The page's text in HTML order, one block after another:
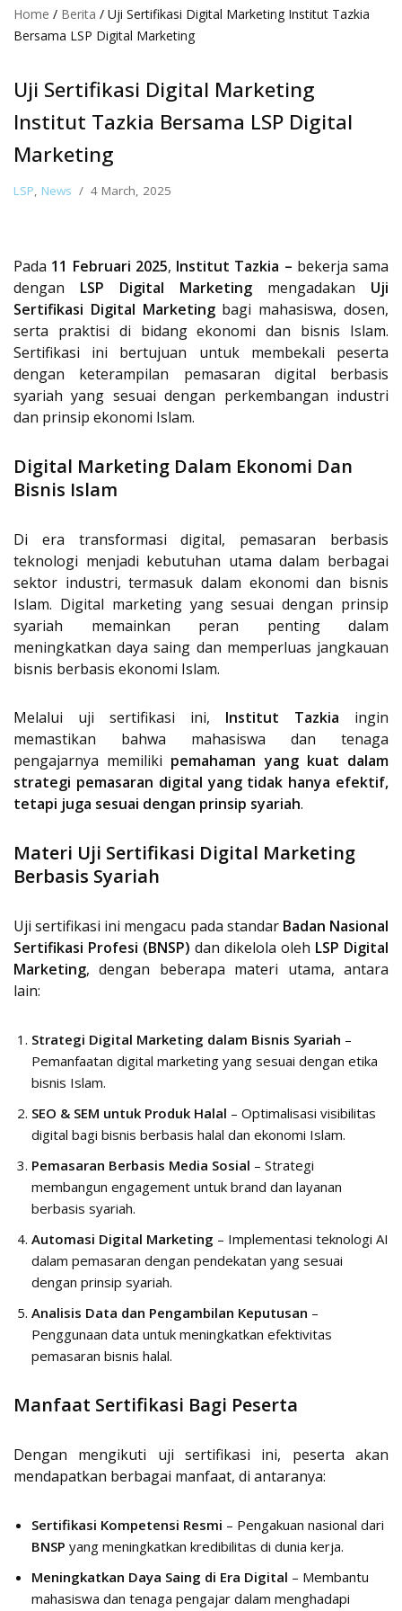
Home / Berita / Uji Sertifikasi Digital Marketing Institut Tazkia
Bersama LSP Digital Marketing
Uji Sertifikasi Digital Marketing
Institut Tazkia Bersama LSP Digital
Marketing
LSP, News 4 March, 2025
Pada 11 Februari 2025, Institut Tazkia – bekerja sama
dengan LSP Digital Marketing mengadakan Uji
Sertifikasi Digital Marketingbagi mahasiswa, dosen,
serta praktisi di bidang ekonomi dan bisnis Islam.
Sertifikasi ini bertujuan untuk membekali peserta
dengan keterampilan pemasaran digital berbasis
syariah yang sesuai dengan perkembangan industri
dan prinsip ekonomi Islam.
Digital Marketing Dalam Ekonomi Dan
Bisnis Islam
Di era transformasi digital, pemasaran berbasis
teknologi menjadi kebutuhan utama dalam berbagai
sektor industri, termasuk dalam ekonomi dan bisnis
Islam. Digital marketing yang sesuai dengan prinsip
syariah memainkan peran penting dalam
meningkatkan daya saing dan memperluas jangkauan
bisnis berbasis ekonomi Islam.
Melalui uji sertifikasi ini, Institut Tazkia ingin
memastikan bahwa mahasiswa dan tenaga
pengajarnya memiliki pemahaman yang kuat dalam
strategi pemasaran digital yang tidak hanya efektif,
tetapi juga sesuai dengan prinsip syariah.
Materi Uji Sertifikasi Digital Marketing
Berbasis Syariah
Uji sertifikasi ini mengacu pada standar Badan Nasional
Sertifikasi Profesi (BNSP) dan dikelola oleh LSP Digital
Marketing, dengan beberapa materi utama, antara
lain:
Strategi Digital Marketing dalam Bisnis Syariah –
Pemanfaatan digital marketing yang sesuai dengan etika
bisnis Islam.
SEO & SEM untuk Produk Halal – Optimalisasi visibilitas
digital bagi bisnis berbasis halal dan ekonomi Islam.
Pemasaran Berbasis Media Sosial – Strategi
membangun engagement untuk brand dan layanan
berbasis syariah.
Automasi Digital Marketing – Implementasi teknologi AI
dalam pemasaran dengan pendekatan yang sesuai
dengan prinsip syariah.
Analisis Data dan Pengambilan Keputusan –
Penggunaan data untuk meningkatkan efektivitas
pemasaran bisnis halal.
Manfaat Sertifikasi Bagi Peserta
Dengan mengikuti uji sertifikasi ini, peserta akan
mendapatkan berbagai manfaat, di antaranya:
Sertifikasi Kompetensi Resmi – Pengakuan nasional dari
BNSP yang meningkatkan kredibilitas di dunia kerja.
Meningkatkan Daya Saing di Era Digital – Membantu
mahasiswa dan tenaga pengajar dalam menghadapi